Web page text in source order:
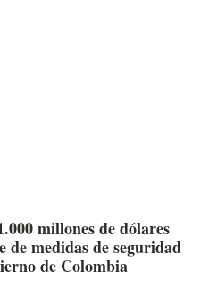
millones de dólares
de medidas de seguridad
de Colombia